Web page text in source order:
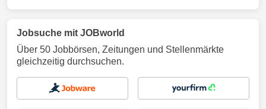
Jobsuche mit JOBworld
Über 50 Jobbörsen, Zeitungen und Stellenmärkte
gleichzeitig durchsuchen.